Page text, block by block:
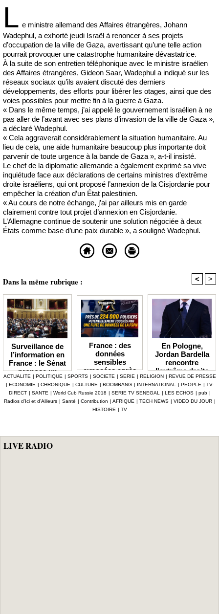
L e ministre allemand des Affaires étrangères, Johann
Wadephul, a exhorté jeudi Israël à renoncer à ses projets
d’occupation de la ville de Gaza, avertissant qu’une telle action
pourrait provoquer une catastrophe humanitaire dévastatrice.
À la suite de son entretien téléphonique avec le ministre israélien
des Affaires étrangères, Gideon Saar, Wadephul a indiqué sur les
réseaux sociaux qu’ils avaient discuté des derniers
développements, des efforts pour libérer les otages, ainsi que des
voies possibles pour mettre fin à la guerre à Gaza.
« Dans le même temps, j’ai appelé le gouvernement israélien à ne
pas aller de l’avant avec ses plans d’invasion de la ville de Gaza »,
a déclaré Wadephul.
« Cela aggraverait considérablement la situation humanitaire. Au
lieu de cela, une aide humanitaire beaucoup plus importante doit
parvenir de toute urgence à la bande de Gaza », a-t-il insisté.
Le chef de la diplomatie allemande a également exprimé sa vive
inquiétude face aux déclarations de certains ministres d’extrême
droite israéliens, qui ont proposé l’annexion de la Cisjordanie pour
empêcher la création d’un État palestinien.
« Au cours de notre échange, j’ai par ailleurs mis en garde
clairement contre tout projet d’annexion en Cisjordanie.
L’Allemagne continue de soutenir une solution négociée à deux
États comme base d’une paix durable », a souligné Wadephul.
Dans la même rubrique : < >
Surveillance de
l’information en
France : le Sénat
propose un
observatoire déjà
très critiqué
France : des
données
sensibles
exposées après
une
cyberattaque
visant la
Fédération
sportive de la
En Pologne,
Jordan Bardella
rencontre
l'extrême droite
et peaufine sa
stature
présidentielle
ACTUALITE | POLITIQUE | SPORTS | SOCIETE | SERIE | RELIGION | REVUE DE PRESSE
| ECONOMIE | CHRONIQUE | CULTURE | BOOMRANG | INTERNATIONAL | PEOPLE | TV-
DIRECT | SANTE | World Cub Russie 2018 | SERIE TV SENEGAL | LES ECHOS | pub |
Radios d’Ici et d’Ailleurs | Santé | Contribution | AFRIQUE | TECH NEWS | VIDEO DU JOUR |
HISTOIRE | TV
LIVE RADIO